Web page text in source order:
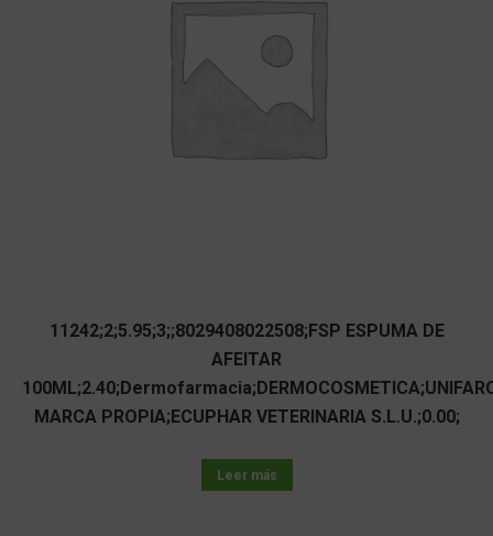
11242;2;5.95;3;;8029408022508;FSP ESPUMA DE
AFEITAR
MARCA PROPIA;ECUPHAR VETERINARIA S.L.U.;0.00;
Leer más